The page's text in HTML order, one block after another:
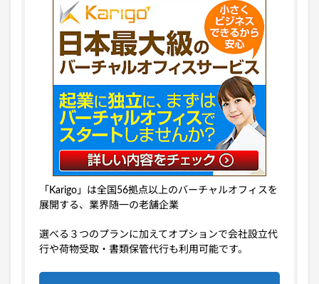
「Karigo」は全国56拠点以上のバーチャルオフィスを
展開する、業界随一の老舗企業
選べる３つのプランに加えてオプションで会社設立代
行や荷物受取・書類保管代行も利用可能です。